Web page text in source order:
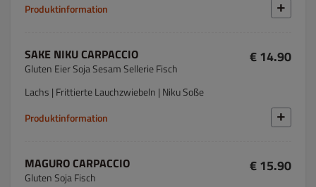
Produktinformation
SAKE NIKU CARPACCIO
Gluten Eier Soja Sesam Sellerie Fisch
€ 14.90
Lachs | Frittierte Lauchzwiebeln | Niku Soße
Produktinformation
MAGURO CARPACCIO
Gluten Soja Fisch
€ 15.90